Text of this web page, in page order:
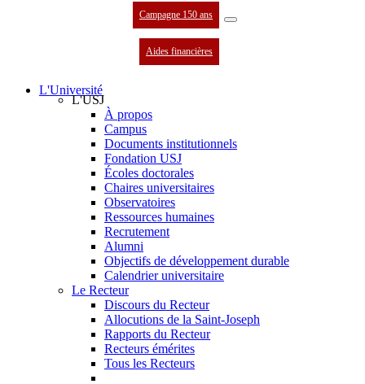
Campagne 150 ans
Aides financières
L'Université
L'USJ
À propos
Campus
Documents institutionnels
Fondation USJ
Écoles doctorales
Chaires universitaires
Observatoires
Ressources humaines
Recrutement
Alumni
Objectifs de développement durable
Calendrier universitaire
Le Recteur
Discours du Recteur
Allocutions de la Saint-Joseph
Rapports du Recteur
Recteurs émérites
Tous les Recteurs